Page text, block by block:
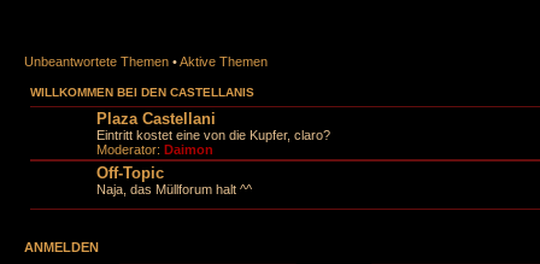
Unbeantwortete Themen •Aktive Themen
WILLKOMMEN BEI DEN CASTELLANIS
Plaza Castellani
Eintritt kostet eine von die Kupfer, claro?
Moderator: Daimon
Off-Topic
Naja, das Müllforum halt ^^
ANMELDEN